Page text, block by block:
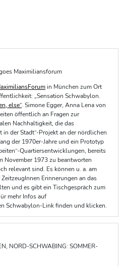
Maximiliansforum
in München zum Ort
„Sensation Schwabylon.
else“. Simone Egger, Anna Lena von
öffentlich an Fragen zur
Nachhaltigkeit, die das
der Stadt“-Projekt an der nördlichen
der 1970er-Jahre und ein Prototyp
Quartiersentwicklungen, bereits
November 1973 zu beantworten
relevant sind. Es können u. a. am
Erinnerungen an das
und es gibt ein Tischgespräch zum
mehr Infos auf
Schwabylon-Link finden und klicken.
NORD-SCHWABING: SOMMER-